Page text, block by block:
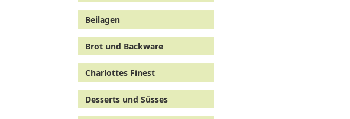
Beilagen
Brot und Backware
Charlottes Finest
Desserts und Süsses